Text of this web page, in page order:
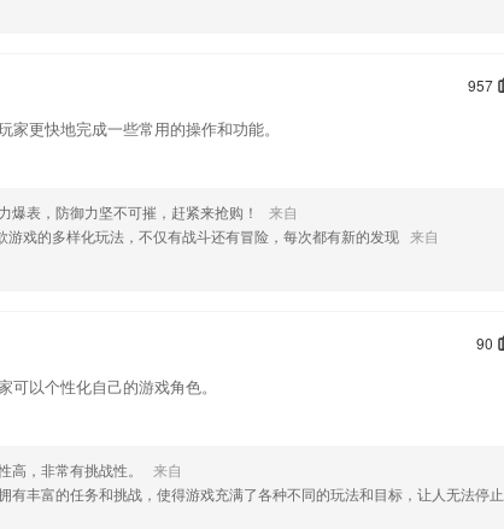
修改。
额的返现
修改。
改。
957
更快地完成一些常用的操作和功能。
爆表，防御力坚不可摧，赶紧来抢购！
来自
游戏的多样化玩法，不仅有战斗还有冒险，每次都有新的发现 来自
90
以个性化自己的游戏角色。
高，非常有挑战性。
来自
有丰富的任务和挑战，使得游戏充满了各种不同的玩法和目标，让人无法停止